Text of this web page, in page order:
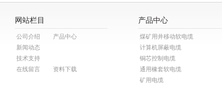
网站栏目
公司介绍
产品中心
新闻动态
技术支持
在线留言
资料下载
产品中心
煤矿用井移动软电缆
计算机屏蔽电缆
铜芯控制电缆
通用橡套软电缆
矿用电缆